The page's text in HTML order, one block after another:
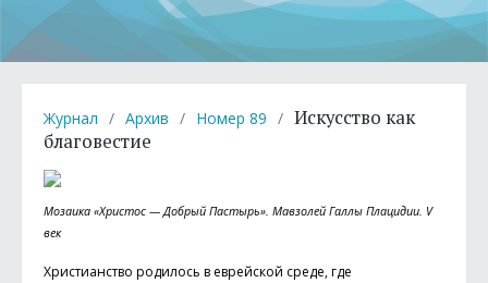
Журнал / Архив / Номер 89 / Искусство как
благовестие
Мозаика «Христос — Добрый Пастырь». Мавзолей Галлы Плацидии. V
век
Христианство родилось в еврейской среде, где